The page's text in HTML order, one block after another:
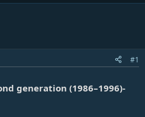
#1
generation (1986–1996)-